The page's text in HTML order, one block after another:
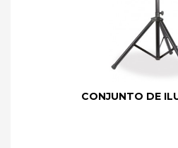
CONJUNTO DE